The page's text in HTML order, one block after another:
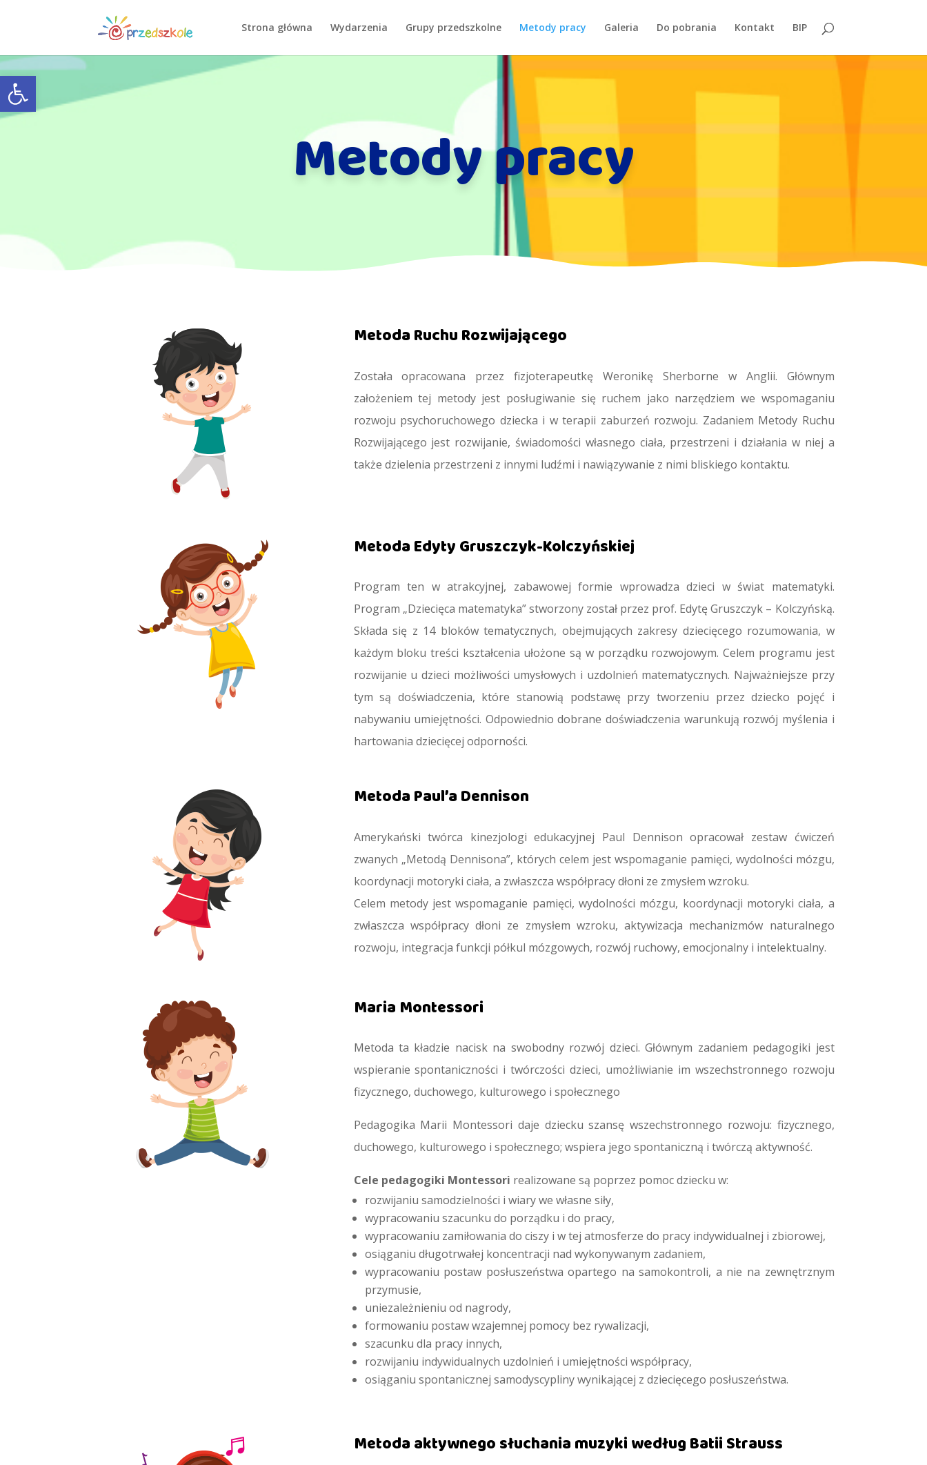
Open toolbar
Strona główna Wydarzenia Grupy przedszkolne Metody pracy Galeria Do pobrania Kontakt BIP
Metody pracy
Metoda Ruchu Rozwijającego
Została opracowana przez fizjoterapeutkę Weronikę Sherborne w Anglii. Głównym
założeniem tej metody jest posługiwanie się ruchem jako narzędziem we wspomaganiu
rozwoju psychoruchowego dziecka i w terapii zaburzeń rozwoju. Zadaniem Metody Ruchu
Rozwijającego jest rozwijanie, świadomości własnego ciała, przestrzeni i działania w niej a
także dzielenia przestrzeni z innymi ludźmi i nawiązywanie z nimi bliskiego kontaktu.
Metoda Edyty Gruszczyk-Kolczyńskiej
Program ten w atrakcyjnej, zabawowej formie wprowadza dzieci w świat matematyki.
Program „Dziecięca matematyka” stworzony został przez prof. Edytę Gruszczyk – Kolczyńską.
Składa się z 14 bloków tematycznych, obejmujących zakresy dziecięcego rozumowania, w
każdym bloku treści kształcenia ułożone są w porządku rozwojowym. Celem programu jest
rozwijanie u dzieci możliwości umysłowych i uzdolnień matematycznych. Najważniejsze przy
tym są doświadczenia, które stanowią podstawę przy tworzeniu przez dziecko pojęć i
nabywaniu umiejętności. Odpowiednio dobrane doświadczenia warunkują rozwój myślenia i
hartowania dziecięcej odporności.
Metoda Paul’a Dennison
Amerykański twórca kinezjologi edukacyjnej Paul Dennison opracował zestaw ćwiczeń
zwanych „Metodą Dennisona”, których celem jest wspomaganie pamięci, wydolności mózgu,
koordynacji motoryki ciała, a zwłaszcza współpracy dłoni ze zmysłem wzroku.
Celem metody jest wspomaganie pamięci, wydolności mózgu, koordynacji motoryki ciała, a
zwłaszcza współpracy dłoni ze zmysłem wzroku, aktywizacja mechanizmów naturalnego
rozwoju, integracja funkcji półkul mózgowych, rozwój ruchowy, emocjonalny i intelektualny.
Maria Montessori
Metoda ta kładzie nacisk na swobodny rozwój dzieci. Głównym zadaniem pedagogiki jest
wspieranie spontaniczności i twórczości dzieci, umożliwianie im wszechstronnego rozwoju
fizycznego, duchowego, kulturowego i społecznego
Pedagogika Marii Montessori daje dziecku szansę wszechstronnego rozwoju: fizycznego,
duchowego, kulturowego i społecznego; wspiera jego spontaniczną i twórczą aktywność.
Cele pedagogiki Montessori realizowane są poprzez pomoc dziecku w:
rozwijaniu samodzielności i wiary we własne siły,
wypracowaniu szacunku do porządku i do pracy,
wypracowaniu zamiłowania do ciszy i w tej atmosferze do pracy indywidualnej i zbiorowej,
osiąganiu długotrwałej koncentracji nad wykonywanym zadaniem,
wypracowaniu postaw posłuszeństwa opartego na samokontroli, a nie na zewnętrznym
przymusie,
uniezależnieniu od nagrody,
formowaniu postaw wzajemnej pomocy bez rywalizacji,
szacunku dla pracy innych,
rozwijaniu indywidualnych uzdolnień i umiejętności współpracy,
osiąganiu spontanicznej samodyscypliny wynikającej z dziecięcego posłuszeństwa.
Metoda aktywnego słuchania muzyki według Batii Strauss